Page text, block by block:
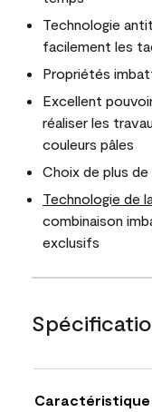
Technologie
facilement les
Propriétés
Excellent
réaliser les
couleurs pâles
Choix de plus
Technologie de
combinaison
exclusifs
Caractéristique